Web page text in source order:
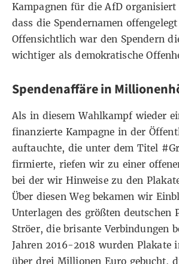
Kampagnen für die AfD
dass die Spendernamen
Offensichtlich war den Spendern
wichtiger als demokratische
Spendenaffäre in
Als in diesem Wahlkampf wieder
finanzierte Kampagne in der
auftauchte, die unter dem Titel
firmierte, riefen wir zu einer
bei der wir Hinweise zu den
Über diesen Weg bekamen wir
Unterlagen des größten deutschen
Ströer, die brisante Verbindungen
Jahren 2016-2018 wurden Plakate
über drei Millionen Euro gebucht,